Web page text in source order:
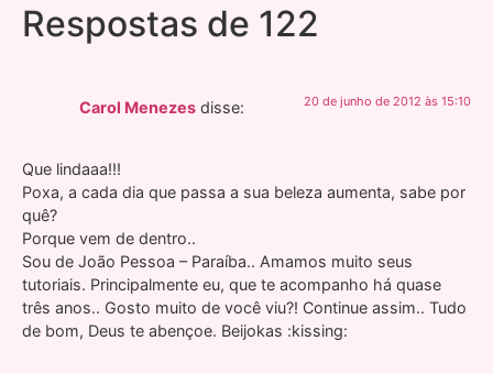
Respostas de 122
Carol Menezes disse: 20 de junho de 2012 às 15:10
Que lindaaa!!!
Poxa, a cada dia que passa a sua beleza aumenta, sabe por
quê?
Porque vem de dentro..
Sou de João Pessoa – Paraíba.. Amamos muito seus
tutoriais. Principalmente eu, que te acompanho há quase
três anos.. Gosto muito de você viu?! Continue assim.. Tudo
de bom, Deus te abençoe. Beijokas :kissing: